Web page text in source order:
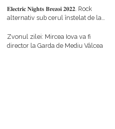
𝐄𝐥𝐞𝐜𝐭𝐫𝐢𝐜 𝐍𝐢𝐠𝐡𝐭𝐬 𝐁𝐫𝐞𝐳𝐨𝐢 𝟐𝟎𝟐𝟐. Rock
alternativ sub cerul înstelat de la
Zvonul zilei: Mircea Iova va fi
director la Garda de Mediu Vâlcea